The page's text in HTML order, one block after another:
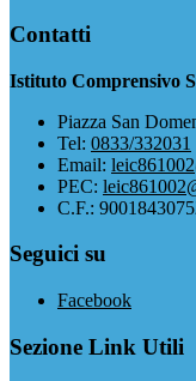
Contatti
Istituto Comprensivo
Piazza San
Tel: 0833/332031
Email:
PEC:
C.F.:
Seguici su
Facebook
Sezione Link Utili